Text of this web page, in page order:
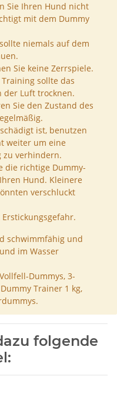
Sie Ihren Hund nicht
mit dem Dummy
niemals auf dem
Sie keine Zerrspiele.
sollte das
der Luft trocknen.
Sie den Zustand des
ist, benutzen
weiter um eine
zu verhindern.
die richtige Dummy-
Hund. Kleinere
verschluckt
schwimmfähig und
im Wasser
Dummys, 3-
Trainer 1 kg,
folgende